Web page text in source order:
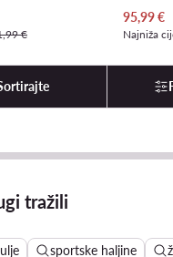
€
Trenutna
95,99€
Najniža
tražili
sportske haljine